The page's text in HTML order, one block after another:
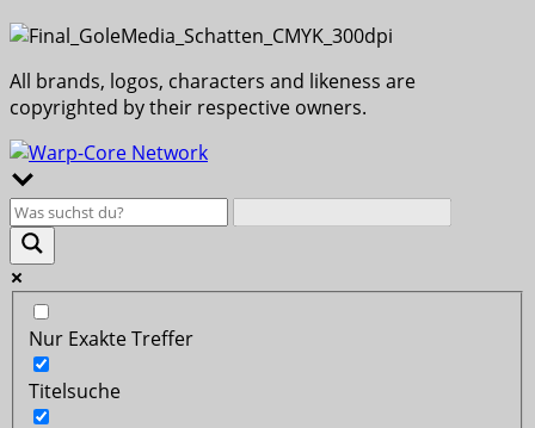
All brands, logos, characters and likeness are
copyrighted by their respective owners.
Nur Exakte Treffer
Titelsuche